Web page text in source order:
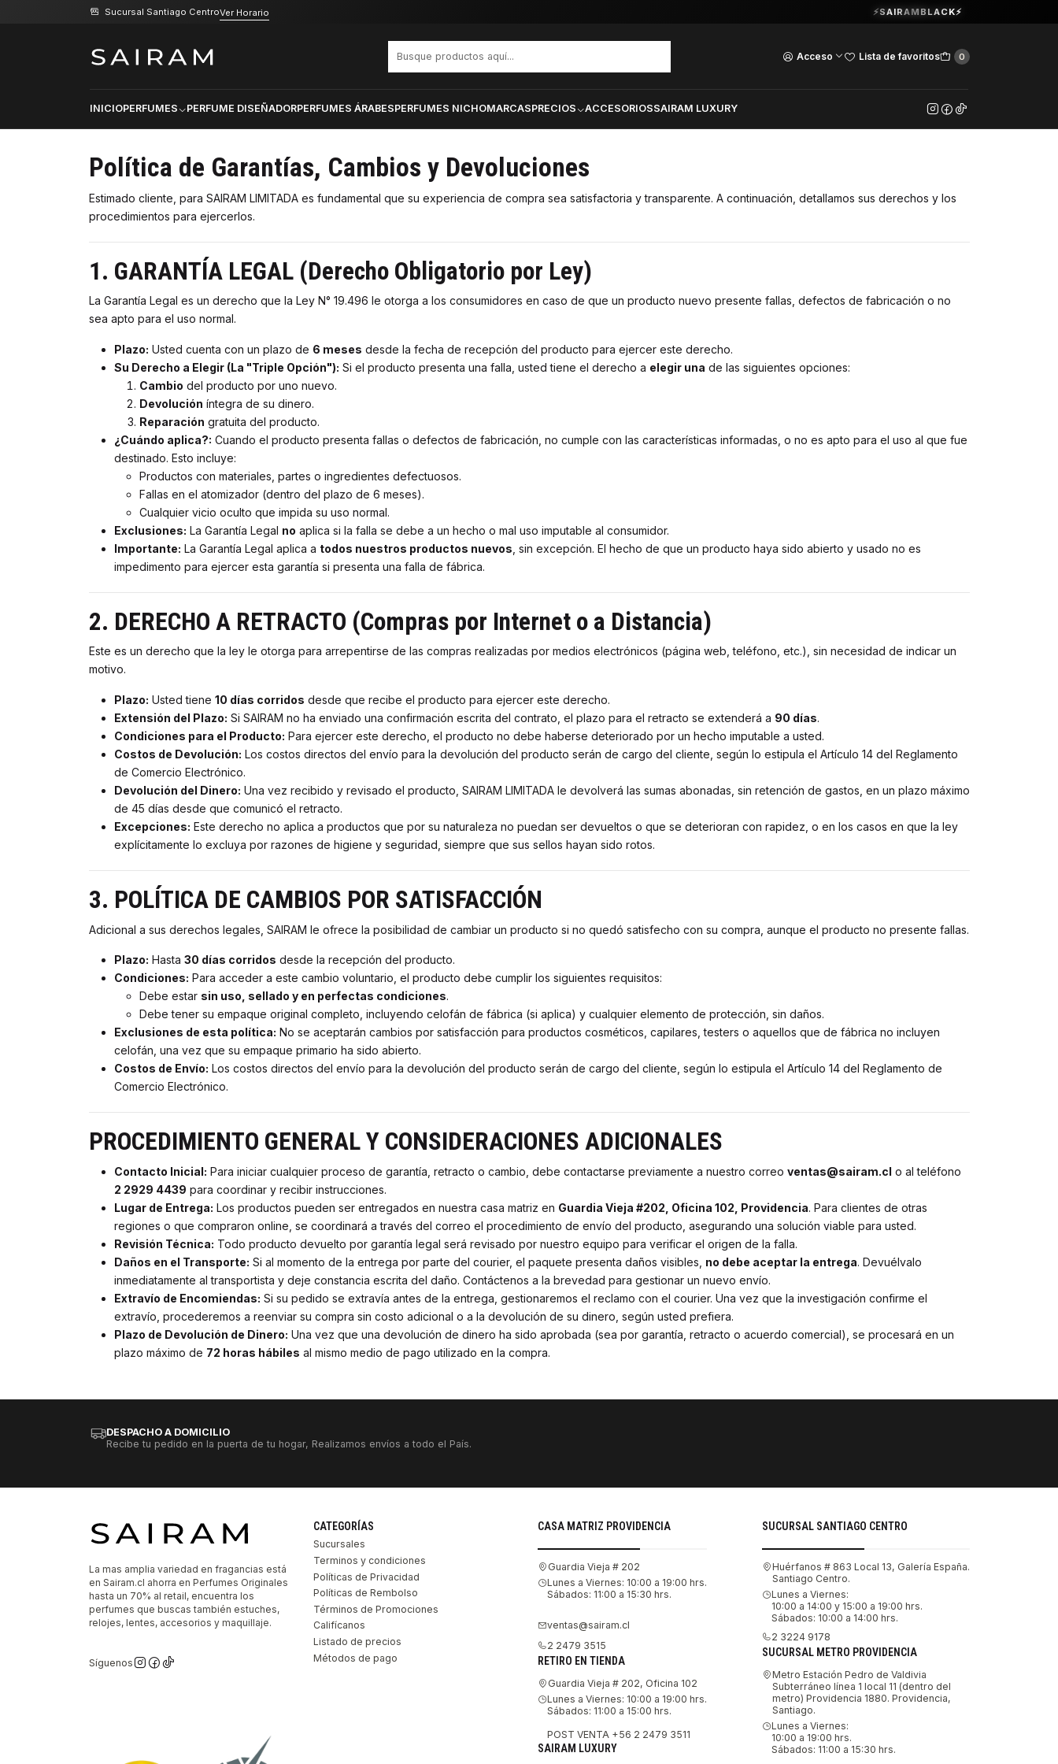
Acceso Lista de favoritos 0
INICIOPERFUMES PERFUME DISEÑADORPERFUMES ÁRABESPERFUMES NICHOMARCASPRECIOS ACCESORIOSSAIRAM LUXURY
Sucursal Santiago CentroVer Horario Guardia Vieja 202. Oficina 102.Ver Horarios
⚡SAIRAMBLACK⚡
Inicio Políticas de Rembolso
Políticas de Rembolso
Política de Garantías, Cambios y Devoluciones
Estimado cliente, para SAIRAM LIMITADA es fundamental que su experiencia de compra sea satisfactoria y transparente. A continuación, detallamos sus derechos y los
procedimientos para ejercerlos.
1. GARANTÍA LEGAL (Derecho Obligatorio por Ley)
La Garantía Legal es un derecho que la Ley N° 19.496 le otorga a los consumidores en caso de que un producto nuevo presente fallas, defectos de fabricación o no
sea apto para el uso normal.
Plazo: Usted cuenta con un plazo de 6 meses desde la fecha de recepción del producto para ejercer este derecho.
Su Derecho a Elegir (La "Triple Opción"): Si el producto presenta una falla, usted tiene el derecho a elegir una de las siguientes opciones:
Cambio del producto por uno nuevo.
Devolución íntegra de su dinero.
Reparación gratuita del producto.
¿Cuándo aplica?: Cuando el producto presenta fallas o defectos de fabricación, no cumple con las características informadas, o no es apto para el uso al que fue
destinado. Esto incluye:
Productos con materiales, partes o ingredientes defectuosos.
Fallas en el atomizador (dentro del plazo de 6 meses).
Cualquier vicio oculto que impida su uso normal.
Exclusiones: La Garantía Legal no aplica si la falla se debe a un hecho o mal uso imputable al consumidor.
Importante: La Garantía Legal aplica a todos nuestros productos nuevos , sin excepción. El hecho de que un producto haya sido abierto y usado no es
impedimento para ejercer esta garantía si presenta una falla de fábrica.
2. DERECHO A RETRACTO (Compras por Internet o a Distancia)
Este es un derecho que la ley le otorga para arrepentirse de las compras realizadas por medios electrónicos (página web, teléfono, etc.), sin necesidad de indicar un
motivo.
Plazo: Usted tiene 10 días corridos desde que recibe el producto para ejercer este derecho.
Extensión del Plazo: Si SAIRAM no ha enviado una confirmación escrita del contrato, el plazo para el retracto se extenderá a 90 días.
Condiciones para el Producto: Para ejercer este derecho, el producto no debe haberse deteriorado por un hecho imputable a usted.
Costos de Devolución: Los costos directos del envío para la devolución del producto serán de cargo del cliente, según lo estipula el Artículo 14 del Reglamento
de Comercio Electrónico.
Devolución del Dinero: Una vez recibido y revisado el producto, SAIRAM LIMITADA le devolverá las sumas abonadas, sin retención de gastos, en un plazo máximo
de 45 días desde que comunicó el retracto.
Excepciones: Este derecho no aplica a productos que por su naturaleza no puedan ser devueltos o que se deterioran con rapidez, o en los casos en que la ley
explícitamente lo excluya por razones de higiene y seguridad, siempre que sus sellos hayan sido rotos.
3. POLÍTICA DE CAMBIOS POR SATISFACCIÓN
Adicional a sus derechos legales, SAIRAM le ofrece la posibilidad de cambiar un producto si no quedó satisfecho con su compra, aunque el producto no presente fallas.
Plazo: Hasta 30 días corridos desde la recepción del producto.
Condiciones: Para acceder a este cambio voluntario, el producto debe cumplir los siguientes requisitos:
Debe estar sin uso, sellado y en perfectas condiciones.
Debe tener su empaque original completo, incluyendo celofán de fábrica (si aplica) y cualquier elemento de protección, sin daños.
Exclusiones de esta política: No se aceptarán cambios por satisfacción para productos cosméticos, capilares, testers o aquellos que de fábrica no incluyen
celofán, una vez que su empaque primario ha sido abierto.
Costos de Envío: Los costos directos del envío para la devolución del producto serán de cargo del cliente, según lo estipula el Artículo 14 del Reglamento de
Comercio Electrónico.
PROCEDIMIENTO GENERAL Y CONSIDERACIONES ADICIONALES
Contacto Inicial: Para iniciar cualquier proceso de garantía, retracto o cambio, debe contactarse previamente a nuestro correo ventas@sairam.cl o al teléfono
2 2929 4439 para coordinar y recibir instrucciones.
Lugar de Entrega: Los productos pueden ser entregados en nuestra casa matriz en Guardia Vieja #202, Oficina 102, Providencia. Para clientes de otras
regiones o que compraron online, se coordinará a través del correo el procedimiento de envío del producto, asegurando una solución viable para usted.
Revisión Técnica: Todo producto devuelto por garantía legal será revisado por nuestro equipo para verificar el origen de la falla.
Daños en el Transporte: Si al momento de la entrega por parte del courier, el paquete presenta daños visibles, no debe aceptar la entrega. Devuélvalo
inmediatamente al transportista y deje constancia escrita del daño. Contáctenos a la brevedad para gestionar un nuevo envío.
Extravío de Encomiendas: Si su pedido se extravía antes de la entrega, gestionaremos el reclamo con el courier. Una vez que la investigación confirme el
extravío, procederemos a reenviar su compra sin costo adicional o a la devolución de su dinero, según usted prefiera.
Plazo de Devolución de Dinero: Una vez que una devolución de dinero ha sido aprobada (sea por garantía, retracto o acuerdo comercial), se procesará en un
plazo máximo de 72 horas hábiles al mismo medio de pago utilizado en la compra.
DESPACHO A DOMICILIO
Recibe tu pedido en la puerta de tu hogar, Realizamos envíos a todo el País.
La mas amplia variedad en fragancias está
en Sairam.cl ahorra en Perfumes Originales
hasta un 70% al retail, encuentra los
perfumes que buscas también estuches,
relojes, lentes, accesorios y maquillaje.
Síguenos
CATEGORÍAS
Sucursales
Terminos y condiciones
Políticas de Privacidad
Políticas de Rembolso
Términos de Promociones
Califícanos
Listado de precios
Métodos de pago
CASA MATRIZ PROVIDENCIA
Guardia Vieja # 202
Lunes a Viernes: 10:00 a 19:00 hrs.
Sábados: 11:00 a 15:30 hrs.
ventas@sairam.cl
2 2479 3515
RETIRO EN TIENDA
Guardia Vieja # 202, Oficina 102
Lunes a Viernes: 10:00 a 19:00 hrs.
Sábados: 11:00 a 15:00 hrs.
POST VENTA +56 2 2479 3511
SAIRAM LUXURY
SUCURSAL SANTIAGO CENTRO
Huérfanos # 863 Local 13, Galería España.
Santiago Centro.
Lunes a Viernes:
10:00 a 14:00 y 15:00 a 19:00 hrs.
Sábados: 10:00 a 14:00 hrs.
2 3224 9178
SUCURSAL METRO PROVIDENCIA
Metro Estación Pedro de Valdivia
Subterráneo línea 1 local 11 (dentro del
metro) Providencia 1880. Providencia,
Santiago.
Lunes a Viernes:
10:00 a 19:00 hrs.
Sábados: 11:00 a 15:30 hrs.